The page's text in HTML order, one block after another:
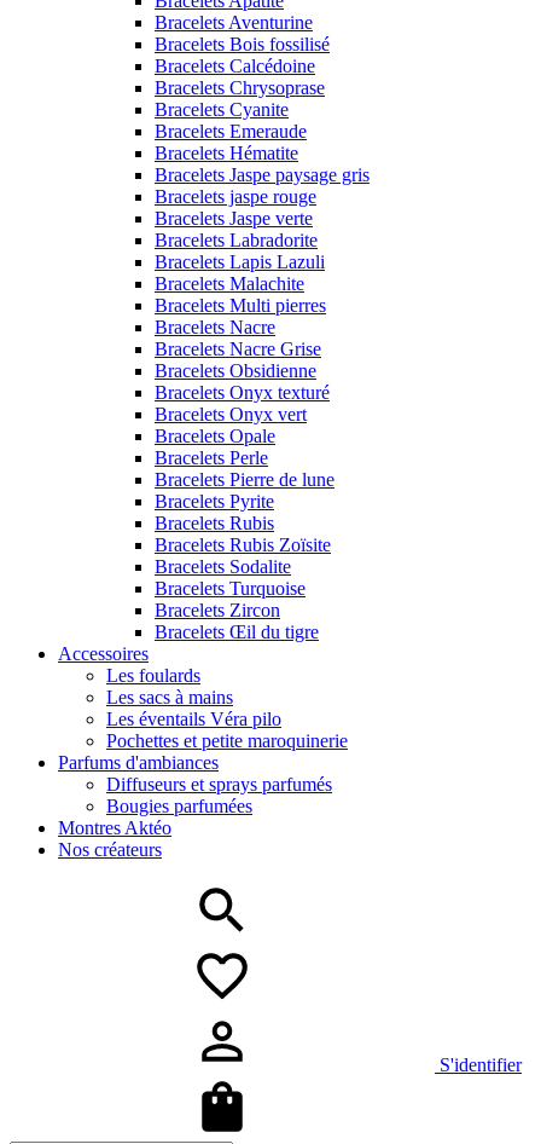
Bracelets Aventurine
Bracelets Bois fossilisé
Bracelets Calcédoine
Bracelets Chrysoprase
Bracelets Cyanite
Bracelets Emeraude
Bracelets Hématite
Bracelets Jaspe paysage gris
Bracelets jaspe rouge
Bracelets Jaspe verte
Bracelets Labradorite
Bracelets Lapis Lazuli
Bracelets Malachite
Bracelets Multi pierres
Bracelets Nacre
Bracelets Nacre Grise
Bracelets Obsidienne
Bracelets Onyx texturé
Bracelets Onyx vert
Bracelets Opale
Bracelets Perle
Bracelets Pierre de lune
Bracelets Pyrite
Bracelets Rubis
Bracelets Rubis Zoïsite
Bracelets Sodalite
Bracelets Turquoise
Bracelets Zircon
Bracelets Œil du tigre
Accessoires
Les foulards
Les sacs à mains
Les éventails Véra pilo
Pochettes et petite maroquinerie
Parfums d'ambiances
Diffuseurs et sprays parfumés
Bougies parfumées
Montres Aktéo
Nos créateurs
S'identifier